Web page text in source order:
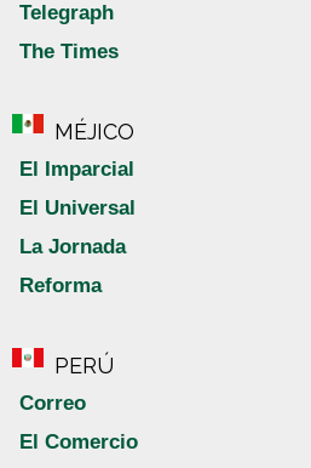
Telegraph
The Times
MÉJICO
El Imparcial
El Universal
La Jornada
Reforma
PERÚ
Correo
El Comercio